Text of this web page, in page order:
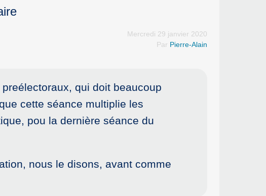
Mercredi 29 janvier 2020
Par Pierre-Alain
qui doit beaucoup
cette séance multiplie les
pou la dernière séance du
nous le disons, avant comme